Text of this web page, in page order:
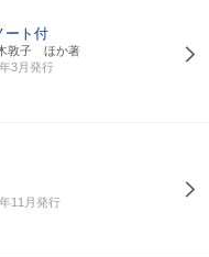
ート付
敦子 ほか著
3月発行
11月発行